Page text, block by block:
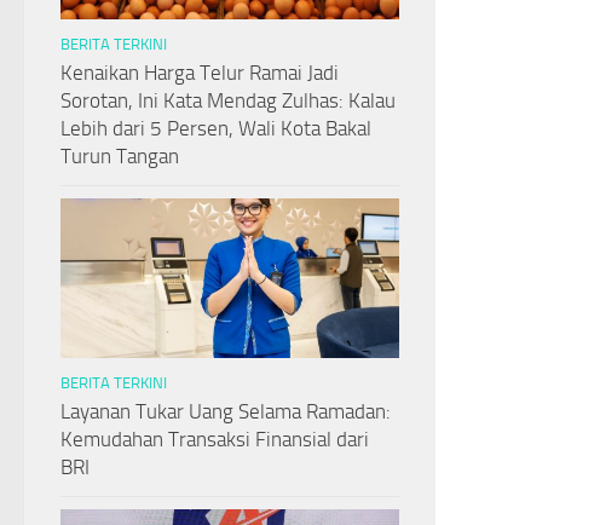
BERITA TERKINI
Kenaikan Harga Telur Ramai Jadi
Sorotan, Ini Kata Mendag Zulhas: Kalau
Lebih dari 5 Persen, Wali Kota Bakal
Turun Tangan
BERITA TERKINI
Layanan Tukar Uang Selama Ramadan:
Kemudahan Transaksi Finansial dari
BRI